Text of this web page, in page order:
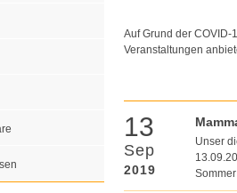
Auf Grund der
Veranstaltungen
13
Sep
2019
Unser